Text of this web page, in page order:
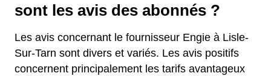
sont les avis des abonnés ?
Les avis concernant le fournisseur Engie à Lisle-
Sur-Tarn sont divers et variés. Les avis positifs
concernent principalement les tarifs avantageux